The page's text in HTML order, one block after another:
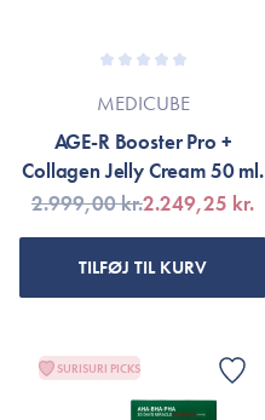
MEDICUBE
AGE-R Booster Pro +
Collagen Jelly Cream 50 ml.
2.999,00 kr.2.249,25 kr.
TILFØJ TIL KURV
SURISURI PICKS